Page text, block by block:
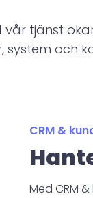
tjänst
CRM &
Med CRM